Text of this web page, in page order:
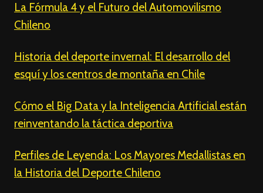
La Fórmula 4 y el Futuro del Automovilismo
Chileno
Historia del deporte invernal: El desarrollo del
esquí y los centros de montaña en Chile
Cómo el Big Data y la Inteligencia Artificial están
reinventando la táctica deportiva
Perfiles de Leyenda: Los Mayores Medallistas en
la Historia del Deporte Chileno